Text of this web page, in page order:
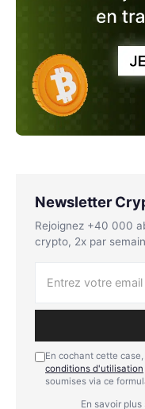
Newsletter
Rejoignez +40 000
crypto, 2x par
En cochant cette
conditions d'utilisation
soumises via ce
En savoir